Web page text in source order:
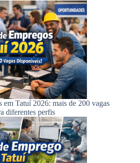
em Tatuí 2026: mais de 200 vagas
diferentes perfis